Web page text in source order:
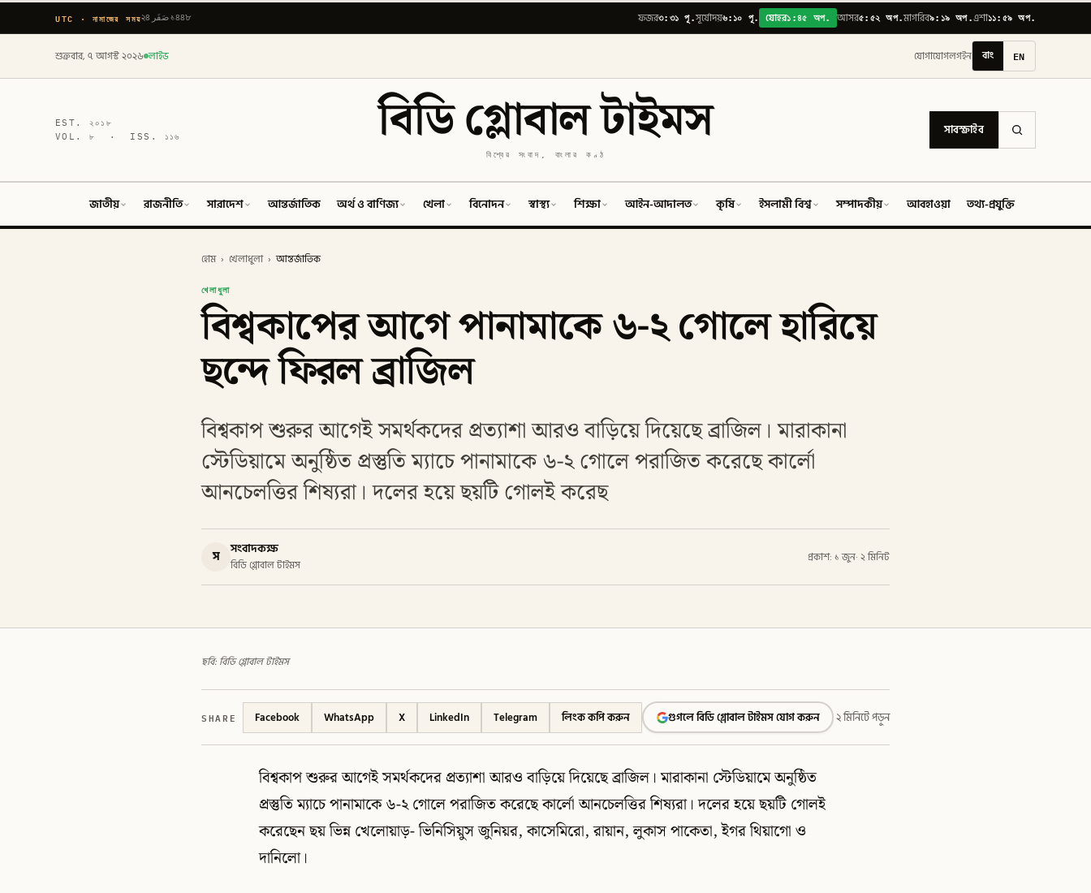
UTC · নামাজের সময় ২৪ صَفَر ১৪৪৮ ফজর৩:৩১ পূ.সূর্যোদয়৬:১০ পূ. যোহর১:৪৫ অপ. আসর৫:৫২ অপ.মাগরিব৯:১৯ অপ.এশা১১:৫৯ অপ.
শুক্রবার, ৭ আগস্ট ২০২৬ লাইভ যোগাযোগলগইন বাং EN
EST.২০১৮
VOL.৮ · ISS. ১১৬ বিডি গ্লোবাল টাইমস
বিশ্বের সংবাদ, বাংলার কণ্ঠ
সাবস্ক্রাইব
জাতীয় রাজনীতি সারাদেশ আন্তর্জাতিক অর্থ ও বাণিজ্য খেলা বিনোদন স্বাস্থ্য শিক্ষা আইন-আদালত কৃষি ইসলামী বিশ্ব সম্পাদকীয় আবহাওয়া তথ্য-প্রযুক্তি
হোম › খেলাধুলা › আন্তর্জাতিক
খেলাধুলা
বিশ্বকাপের আগে পানামাকে ৬-২ গোলে হারিয়ে
ছন্দে ফিরল ব্রাজিল
বিশ্বকাপ শুরুর আগেই সমর্থকদের প্রত্যাশা আরও বাড়িয়ে দিয়েছে ব্রাজিল। মারাকানা
স্টেডিয়ামে অনুষ্ঠিত প্রস্তুতি ম্যাচে পানামাকে ৬-২ গোলে পরাজিত করেছে কার্লো
আনচেলত্তির শিষ্যরা। দলের হয়ে ছয়টি গোলই করেছ
স সংবাদকক্ষ
বিডি গ্লোবাল টাইমস
প্রকাশ: ১ জুন· ২ মিনিট
ছবি: বিডি গ্লোবাল টাইমস
SHARE Facebook WhatsApp X LinkedIn Telegram লিংক কপি করুন গুগলে বিডি গ্লোবাল টাইমস যোগ করুন ২ মিনিটে পড়ুন
বিশ্বকাপ শুরুর আগেই সমর্থকদের প্রত্যাশা আরও বাড়িয়ে দিয়েছে ব্রাজিল। মারাকানা স্টেডিয়ামে অনুষ্ঠিত
প্রস্তুতি ম্যাচে পানামাকে ৬-২ গোলে পরাজিত করেছে কার্লো আনচেলত্তির শিষ্যরা। দলের হয়ে ছয়টি গোলই
করেছেন ছয় ভিন্ন খেলোয়াড়- ভিনিসিয়ুস জুনিয়র, কাসেমিরো, রায়ান, লুকাস পাকেতা, ইগর থিয়াগো ও
দানিলো।